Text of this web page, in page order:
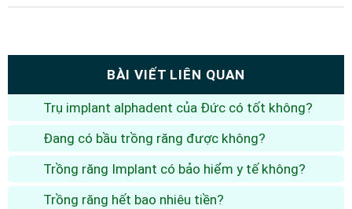
BÀI VIẾT LIÊN QUAN
Trụ implant alphadent của Đức có tốt không?
Đang có bầu trồng răng được không?
Trồng răng Implant có bảo hiểm y tế không?
Trồng răng hết bao nhiêu tiền?